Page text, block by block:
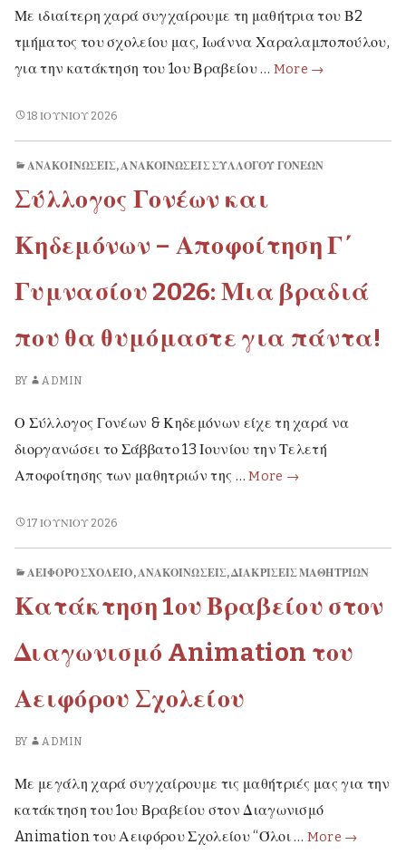
Με ιδιαίτερη χαρά συγχαίρουμε τη μαθήτρια του Β2
τμήματος του σχολείου μας, Ιωάννα Χαραλαμποπούλου,
για την κατάκτηση του 1ου Βραβείου … More Διάκριση
Πανελλήνιο
Διαγωνισμό
→
ΔΙΆΚΡΙΣΗ
ΔΙΑΓΩΝΙΣΜΌ
18 ΙΟΥΝΊΟΥ 2026
ΑΝΑΚΟΙΝΏΣΕΙΣ,ΑΝΑΚΟΙΝΏΣΕΙΣ ΣΥΛΛΌΓΟΥ ΓΟΝΈΩΝ
Σύλλογος Γονέων και
Κηδεμόνων – Αποφοίτηση Γ΄
Γυμνασίου 2026: Μια βραδιά
που θα θυμόμαστε για πάντα!
BY ADMIN
Ο Σύλλογος Γονέων & Κηδεμόνων είχε τη χαρά να
διοργανώσει το Σάββατο 13 Ιουνίου την Τελετή
Αποφοίτησης των μαθητριών της …More Σύλλογος
Κηδεμόνων
–
Γ΄
2026:
θυμόμαστε
για
→
ΣΎΛΛΟΓΟΣ
–
Γ΄
ΓΥΜΝΑΣΊΟΥ
ΜΙΑ
ΠΟΥ
ΘΥΜΌΜΑΣΤΕ
17 ΙΟΥΝΊΟΥ 2026
ΑΕΙΦΌΡΟ ΣΧΟΛΕΊΟ,ΑΝΑΚΟΙΝΏΣΕΙΣ,ΔΙΑΚΡΊΣΕΙΣ ΜΑΘΗΤΡΙΏΝ
Κατάκτηση 1ου Βραβείου στον
Διαγωνισμό Animation του
Αειφόρου Σχολείου
BY ADMIN
Με μεγάλη χαρά συγχαίρουμε τις μαθήτριές μας για την
κατάκτηση του 1ου Βραβείου στον Διαγωνισμό
Animation του Αειφόρου Σχολείου “Όλοι … More →